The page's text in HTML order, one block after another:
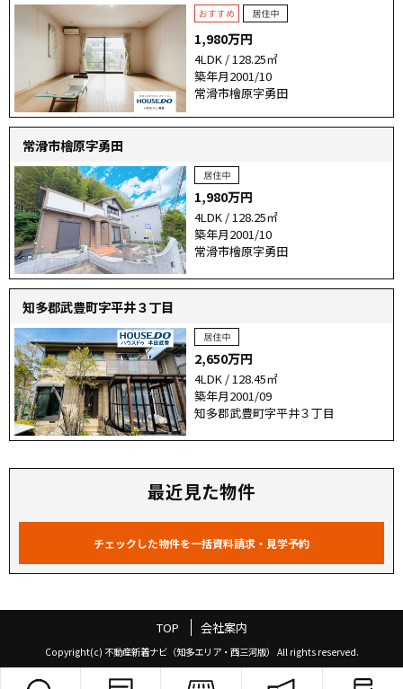
1,980万円
4LDK / 128.25㎡
築年月2001/10
常滑市檜原字勇田
常滑市檜原字勇田
1,980万円
4LDK / 128.25㎡
築年月2001/10
常滑市檜原字勇田
知多郡武豊町字平井３丁目
2,650万円
4LDK / 128.45㎡
築年月2001/09
知多郡武豊町字平井３丁目
最近見た物件
TOP 会社案内
Copyright(c) 不動産新着ナビ（知多エリア・西三河版） All rights reserved.